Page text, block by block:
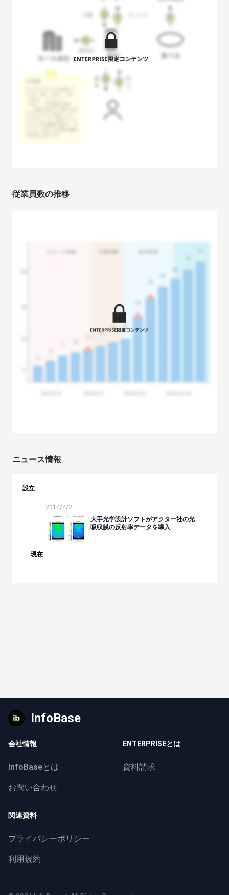
従業員数の推移
ニュース情報
設立
2014/4/2
大手光学設計ソフトがアクター社の光
吸収膜の反射率データを導入
現在
InfoBase
会社情報
InfoBaseとは
お問い合わせ
ENTERPRISEとは
資料請求
関連資料
プライバシーポリシー
利用規約